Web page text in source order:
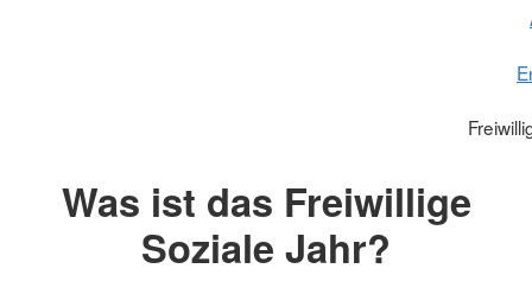
Was ist das Freiwillige
Soziale Jahr?